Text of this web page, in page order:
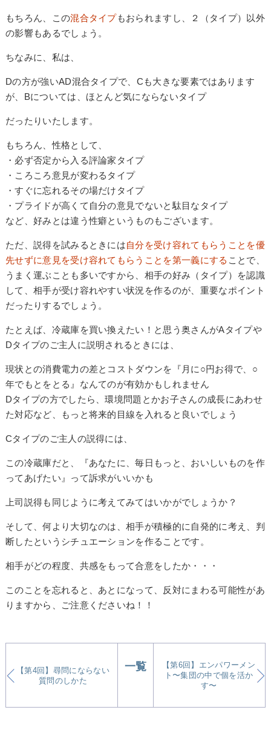
もちろん、この混合タイプもおられますし、２（タイプ）以外
の影響もあるでしょう。
ちなみに、私は、
Dの方が強いAD混合タイプで、Cも大きな要素ではあります
が、Bについては、ほとんど気にならないタイプ
だったりいたします。
もちろん、性格として、
・必ず否定から入る評論家タイプ
・ころころ意見が変わるタイプ
・すぐに忘れるその場だけタイプ
・プライドが高くて自分の意見でないと駄目なタイプ
など、好みとは違う性癖というものもございます。
ただ、説得を試みるときには自分を受け容れてもらうことを優
先せずに意見を受け容れてもらうことを第一義にする ことで、
うまく運ぶことも多いですから、相手の好み（タイプ）を認識
して、相手が受け容れやすい状況を作るのが、重要なポイント
だったりするでしょう。
たとえば、冷蔵庫を買い換えたい！と思う奥さんがAタイプや
Dタイプのご主人に説明されるときには、
現状との消費電力の差とコストダウンを『月に○円お得で、○
年でもとをとる』なんてのが有効かもしれません
Dタイプの方でしたら、環境問題とかお子さんの成長にあわせ
た対応など、もっと将来的目線を入れると良いでしょう
Cタイプのご主人の説得には、
この冷蔵庫だと、『あなたに、毎日もっと、おいしいものを作
ってあげたい』って訴求がいいかも
上司説得も同じように考えてみてはいかがでしょうか？
そして、何より大切なのは、相手が積極的に自発的に考え、判
断したというシチュエーションを作る ことです。
相手がどの程度、共感をもって合意をしたか・・・
このことを忘れると、あとになって、反対にまわる可能性があ
りますから、ご注意くださいね！！
【第4回】尋問にならない
質問のしかた
一覧
【第6回】エンパワーメン
ト〜集団の中で個を活か
す〜